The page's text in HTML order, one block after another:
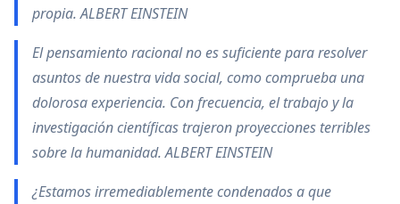
propia. ALBERT EINSTEIN
El pensamiento racional no es suficiente para resolver
asuntos de nuestra vida social, como comprueba una
dolorosa experiencia. Con frecuencia, el trabajo y la
investigación científicas trajeron proyecciones terribles
sobre la humanidad. ALBERT EINSTEIN
¿Estamos irremediablemente condenados a que